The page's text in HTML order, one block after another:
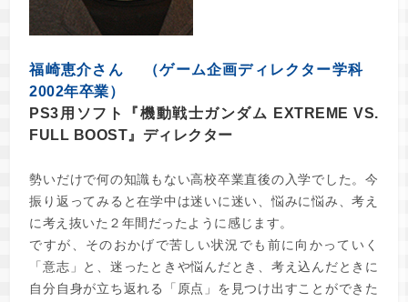
福崎恵介さん （ゲーム企画ディレクター学科
2002年卒業）
PS3用ソフト『機動戦士ガンダム EXTREME VS.
FULL BOOST』ディレクター
勢いだけで何の知識もない高校卒業直後の入学でした。今
振り返ってみると在学中は迷いに迷い、悩みに悩み、考え
に考え抜いた２年間だったように感じます。
ですが、そのおかげで苦しい状況でも前に向かっていく
「意志」と、迷ったときや悩んだとき、考え込んだときに
自分自身が立ち返れる「原点」を見つけ出すことができた